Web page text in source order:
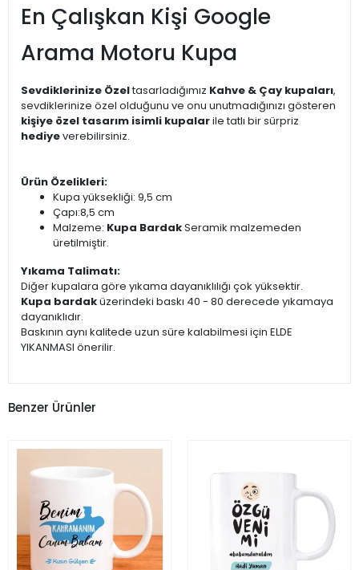
En Çalışkan Kişi Google
Arama Motoru Kupa
Sevdiklerinize Özeltasarladığımız Kahve & Çay kupaları,
sevdiklerinize özel olduğunu ve onu unutmadığınızı gösteren
kişiye özel tasarım isimli kupalarile tatlı bir sürpriz
hediyeverebilirsiniz.
Ürün Özelikleri:
Kupa yüksekliği: 9,5 cm
Çapı:8,5 cm
Malzeme: Kupa BardakSeramik malzemeden
üretilmiştir.
Yıkama Talimatı:
Diğer kupalara göre yıkama dayanıklılığı çok yüksektir.
Kupa bardaküzerindeki baskı 40 - 80 derecede yıkamaya
dayanıklıdır.
Baskının aynı kalitede uzun süre kalabilmesi için ELDE
YIKANMASI önerilir.
Benzer Ürünler